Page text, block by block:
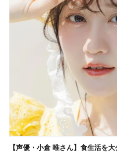
【声優・小倉 唯さん】食生活を